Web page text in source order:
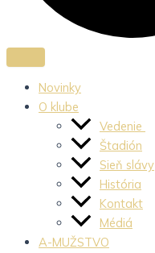
Novinky
O klube
Vedenie
Štadión
Sieň slávy
História
Kontakt
Médiá
A-MUŽSTVO